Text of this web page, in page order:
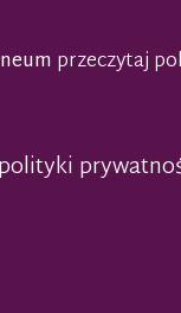
przeczytaj